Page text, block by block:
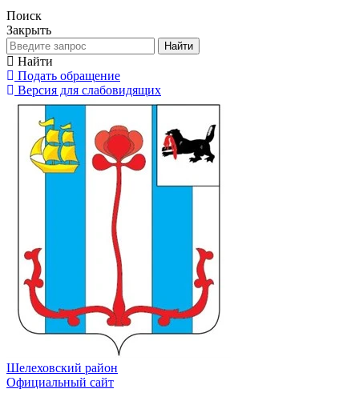
Поиск
Закрыть
Найти
Найти
Подать обращение
Версия для слабовидящих
Шелеховский район
Официальный сайт